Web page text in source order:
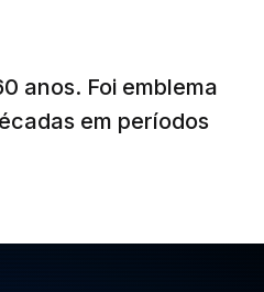
anos. Foi emblema
em períodos